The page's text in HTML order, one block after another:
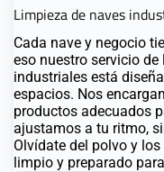
Limpieza de naves
Cada nave y negocio
eso nuestro servicio
industriales está
espacios. Nos
productos adecuados
ajustamos a tu ritmo,
Olvídate del polvo y
limpio y preparado